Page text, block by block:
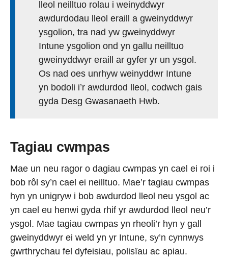
lleol neilltuo rolau i weinyddwyr
awdurdodau lleol eraill a gweinyddwyr
ysgolion, tra nad yw gweinyddwyr
Intune ysgolion ond yn gallu neilltuo
gweinyddwyr eraill ar gyfer yr un ysgol.
Os nad oes unrhyw weinyddwr Intune
yn bodoli i’r awdurdod lleol, codwch gais
gyda Desg Gwasanaeth Hwb.
Tagiau cwmpas
Mae un neu ragor o dagiau cwmpas yn cael ei roi i
bob rôl sy’n cael ei neilltuo. Mae’r tagiau cwmpas
hyn yn unigryw i bob awdurdod lleol neu ysgol ac
yn cael eu henwi gyda rhif yr awdurdod lleol neu’r
ysgol. Mae tagiau cwmpas yn rheoli’r hyn y gall
gweinyddwyr ei weld yn yr Intune, sy’n cynnwys
gwrthrychau fel dyfeisiau, polisïau ac apiau.